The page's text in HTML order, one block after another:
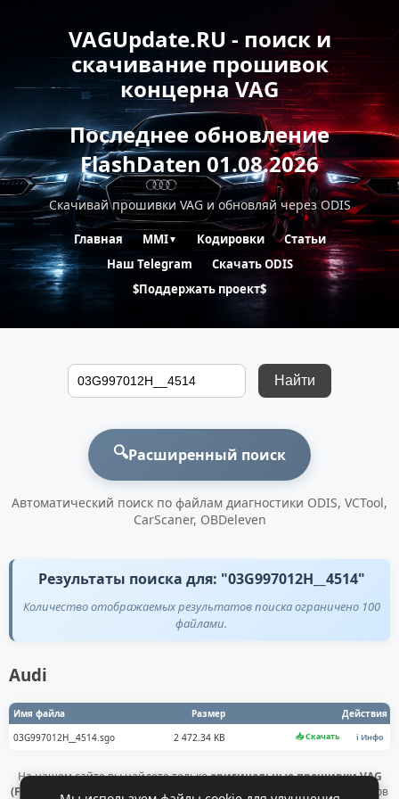
VAGUpdate.RU - поиск и
скачивание прошивок
концерна VAG
Последнее обновление
FlashDaten 01.08.2026
Скачивай прошивки VAG и обновляй через ODIS
Главная MMI▼ Кодировки
Статьи
Наш Telegram
Скачать ODIS
$Поддержать проект$
Найти
🔍Расширенный поиск
Автоматический поиск по файлам диагностики ODIS, VCTool,
CarScaner, OBDeleven
Результаты поиска для: "03G997012H__4514"
Количество отображаемых результатов поиска ограничено 100
файлами.
Audi
Имя файла Размер
Действия
03G997012H__4514.sgo
2 472.34 KB 📥 Скачать ℹ️ Инфо
На нашем сайте вы найдете толькооригинальные прошивки VAG
(Flashdaten)
. Все файлы получены напрямую с официальных серверов